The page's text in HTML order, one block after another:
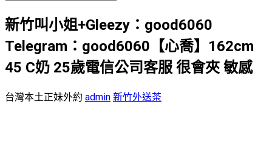
新竹叫小姐+Gleezy：good6060
Telegram：good6060【心喬】162cm
45 C奶 25歲電信公司客服 很會夾 敏感
台灣本土正妹外約 admin 新竹外送茶